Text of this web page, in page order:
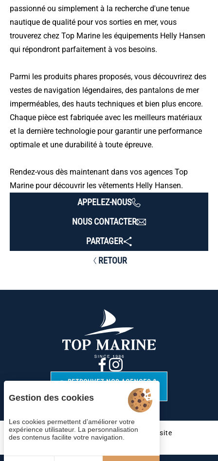
passionné ou simplement à la recherche d'une tenue
nautique de qualité pour vos sorties en mer, vous
trouverez chez Top Marine les équipements Helly Hansen
qui répondront parfaitement à vos besoins.
Parmi les produits phares proposés, vous découvrirez des
vestes de navigation légendaires, des pantalons de mer
imperméables, des hauts techniques et bien plus encore.
Chaque pièce est fabriquée avec les meilleurs matériaux
et la dernière technologie pour garantir une performance
optimale et une durabilité à toute épreuve.
Rendez-vous dès maintenant dans vos agences Top
Marine pour découvrir les vêtements Helly Hansen.
RETOUR
APPELEZ-NOUS
NOUS CONTACTER
PARTAGER
RETROUVEZ NOS AGENCES &
CookiesMentions légalesPlan du site
© 2023 Juliana Web créateur
Gestion des cookies
Les cookies permettent d’améliorer votre
expérience utilisateur. La personnalisation
des contenus facilite votre navigation.